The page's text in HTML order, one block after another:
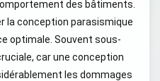
des bâtiments.
la conception parasismique
optimale. Souvent sous-
car une conception
les dommages